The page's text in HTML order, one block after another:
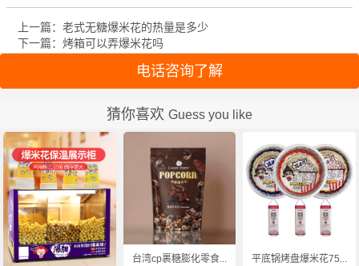
上一篇：老式无糖爆米花的热量是多少
下一篇：烤箱可以弄爆米花吗
电话咨询了解
猜你喜欢 Guess you like
台湾cp裹糖膨化零食... 平底锅烤盘爆米花75...